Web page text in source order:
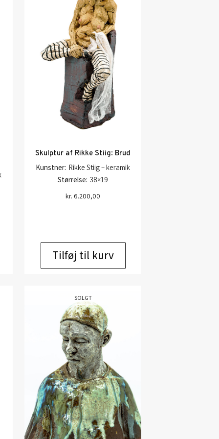
Skulptur af Rikke Stiig: Brud
Kunstner: Rikke Stiig – keramik
Størrelse: 38×19
kr. 6.200,00
Tilføj til kurv
SOLGT